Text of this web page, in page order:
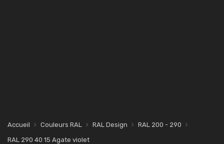
Accueil Couleurs RAL RAL Design
RAL 200 - 290
RAL 290 40 15 Agate violet